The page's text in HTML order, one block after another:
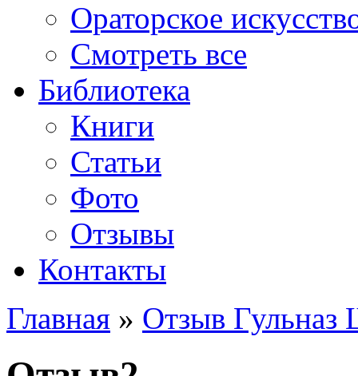
Ораторское
Смотреть все
Библиотека
Книги
Статьи
Фото
Отзывы
Контакты
Главная » Отзыв Гульназ